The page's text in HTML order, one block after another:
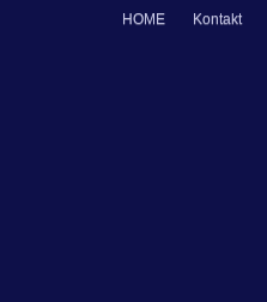
HOME Kontakt